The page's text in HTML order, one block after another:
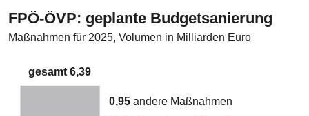
0,95andere Maßnahmen
gesamt 6,39
Maßnahmen für 2025, Volumen in Milliarden Euro
FPÖ-ÖVP: geplante Budgetsanierung